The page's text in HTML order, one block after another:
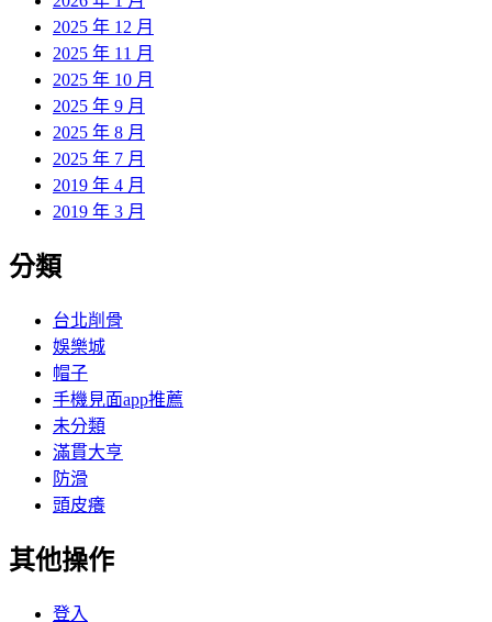
2025 年 12 月
2025 年 11 月
2025 年 10 月
2025 年 9 月
2025 年 8 月
2025 年 7 月
2019 年 4 月
2019 年 3 月
分類
台北削骨
娛樂城
帽子
手機見面app推薦
未分類
滿貫大亨
防滑
頭皮癢
其他操作
登入